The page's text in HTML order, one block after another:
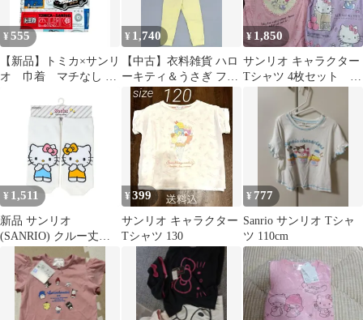
¥555
【新品】トミカ×サンリ
オ 巾着 マチなし 約
¥ 1,740
【中古】衣料雑貨 ハロ
ーキティ＆うさぎ フリ
ースセット(長袖/キッ
ズ) オフホワイト
120cm 「ちいかわ なん
か小さくてかわいいや
つ×サンリオキャラクタ
ーズ×ユニクロ スペー
スツアー」
¥ 1,850
サンリオ キャラクター
Tシャツ 4枚セット 綿
¥ 1,511
新品 サンリオ
(SANRIO) クルー丈ソ
ックス ハローキティ 靴
下 23-25cm 衣料品 対象
年齢12歳以上 綿71% ポ
リエステル27% ポリウ
レタン2% 388793
¥399
サンリオ キャラクター
Tシャツ 130
¥ 777
Sanrio サンリオ Tシャ
ツ 110cm